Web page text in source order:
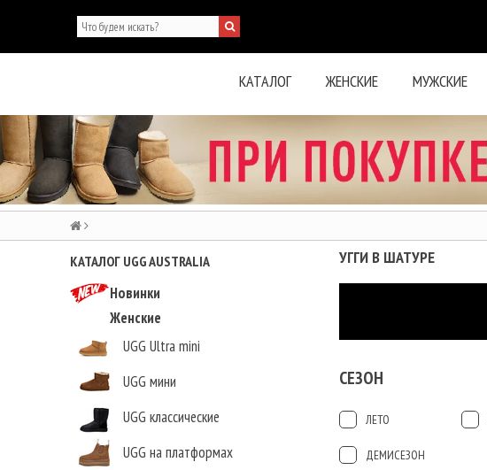
КАТАЛОГ ЖЕНСКИЕ МУЖСКИЕ
КАТАЛОГ UGG AUSTRALIA
Новинки
Женские
UGG Ultra mini
UGG мини
UGG классические
UGG на платформах
УГГИ В ШАТУРЕ
СЕЗОН
ЛЕТО
ДЕМИСЕЗОН